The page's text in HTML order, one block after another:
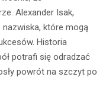
Alexander Isak,
które mogą
Historia
potrafi się odradzać
powrót na szczyt po